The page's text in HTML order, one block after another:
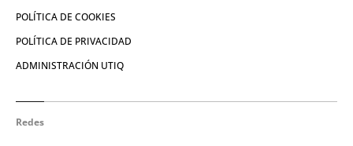
POLÍTICA DE COOKIES
POLÍTICA DE PRIVACIDAD
ADMINISTRACIÓN UTIQ
Redes